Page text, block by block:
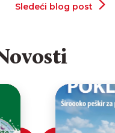
Sledeći blog post